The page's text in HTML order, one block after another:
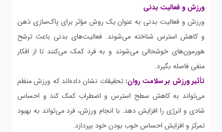
ورزش و فعالیت بدنی
ورزش و فعالیت بدنی به عنوان یک روش مؤثر برای پاک‌سازی ذهن
و کاهش استرس شناخته می‌شوند. فعالیت‌های بدنی باعث ترشح
هورمون‌های خوشحالی می‌شوند و به فرد کمک می‌کنند تا از افکار
منفی فاصله بگیرد.
تأثیر ورزش بر سلامت روان: تحقیقات نشان داده‌اند که ورزش منظم
می‌تواند به کاهش سطح استرس و اضطراب کمک کند و احساس
شادی و انرژی را افزایش دهد. با انجام ورزش، فرد می‌تواند به بهبود
تمرکز و افزایش احساس خوب بودن خود بپردازد.